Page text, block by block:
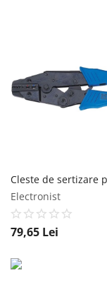
Electronist
79,65 Lei